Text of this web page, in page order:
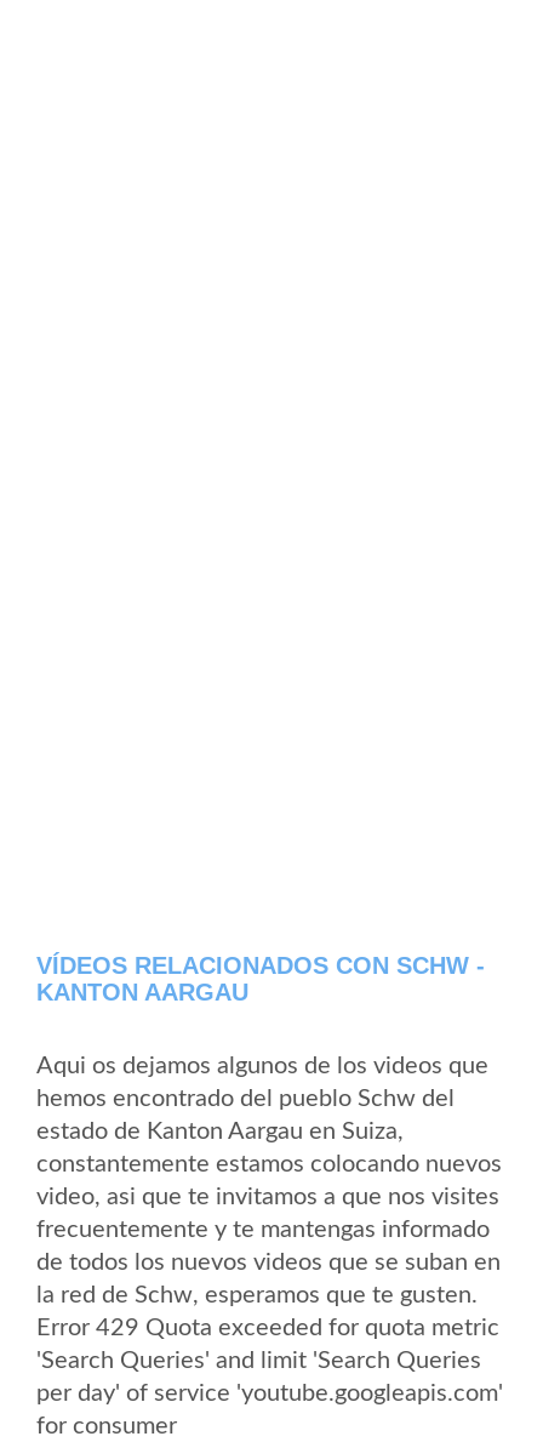
VÍDEOS RELACIONADOS CON SCHW -
KANTON AARGAU
Aqui os dejamos algunos de los videos que
hemos encontrado del pueblo Schw del
estado de Kanton Aargau en Suiza,
constantemente estamos colocando nuevos
video, asi que te invitamos a que nos visites
frecuentemente y te mantengas informado
de todos los nuevos videos que se suban en
la red de Schw, esperamos que te gusten.
Error 429 Quota exceeded for quota metric
'Search Queries' and limit 'Search Queries
per day' of service 'youtube.googleapis.com'
for consumer